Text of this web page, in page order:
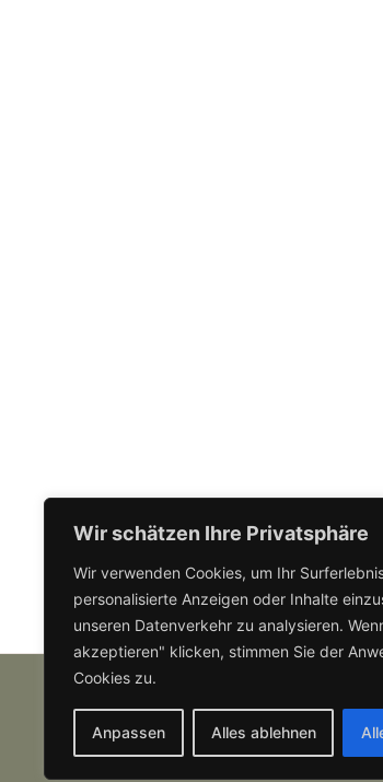
Wir schätzen Ihre Privatsphäre
Wir verwenden Cookies, um Ihr
personalisierte Anzeigen oder Inhalte
unseren Datenverkehr zu analysieren.
akzeptieren" klicken, stimmen Sie der
Cookies zu.
Anpassen Alles ablehnen